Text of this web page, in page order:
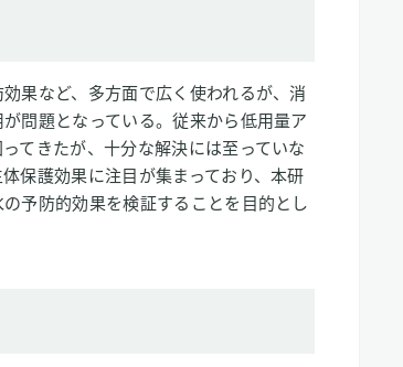
果など、多方面で広く使われるが、消
問題となっている。従来から低用量ア
てきたが、十分な解決には至っていな
保護効果に注目が集まっており、本研
予防的効果を検証することを目的とし